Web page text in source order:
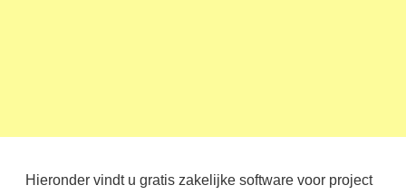
Hieronder vindt u gratis zakelijke software voor project